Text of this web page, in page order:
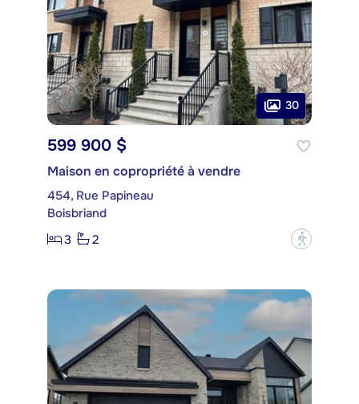
30
599 900 $
Maison en copropriété à vendre
454, Rue Papineau
Boisbriand
3
2 ?